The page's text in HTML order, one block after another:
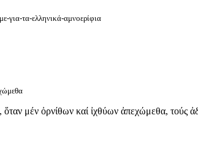
τα-ελληνικά-αμνοερίφια
μέν ὀρνίθων καί ἰχθύων ἀπεχώμεθα, τούς